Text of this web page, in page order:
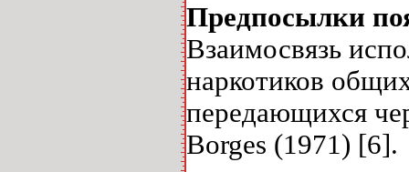
Предпосылки
Взаимосвязь
наркотиков
передающихся
Borges (1971) [6].